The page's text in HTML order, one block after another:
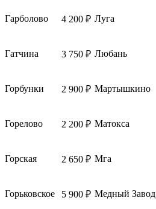
Гарболово 4 200 ₽ Луга
Гатчина 3 750 ₽ Любань
Горбунки 2 900 ₽ Мартышкино
Горелово 2 200 ₽ Матокса
Горская 2 650 ₽ Мга
Горьковское 5 900 ₽ Медный Завод